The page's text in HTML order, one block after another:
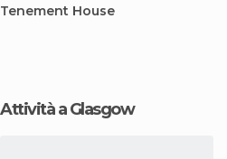
Tenement House
Attività a Glasgow